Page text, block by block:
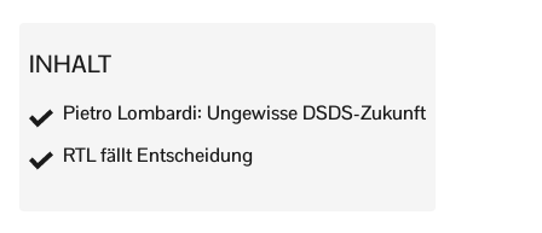
INHALT
Pietro Lombardi: Ungewisse DSDS-Zukunft
RTL fällt Entscheidung